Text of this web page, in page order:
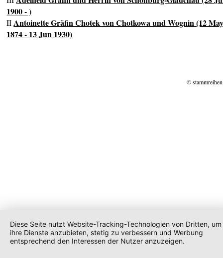
1900 - )
IIAntoinette Gräfin Chotek von Chotkowa und Wognin (12
1874 - 13 Jun 1930)
©
Diese Seite nutzt Website-Tracking-Technologien von Dritten, um
ihre Dienste anzubieten, stetig zu verbessern und Werbung
entsprechend den Interessen der Nutzer anzuzeigen.